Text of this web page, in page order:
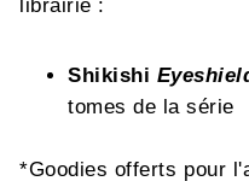
librairie :
Shikishi
tomes de la série
*Goodies offerts pour